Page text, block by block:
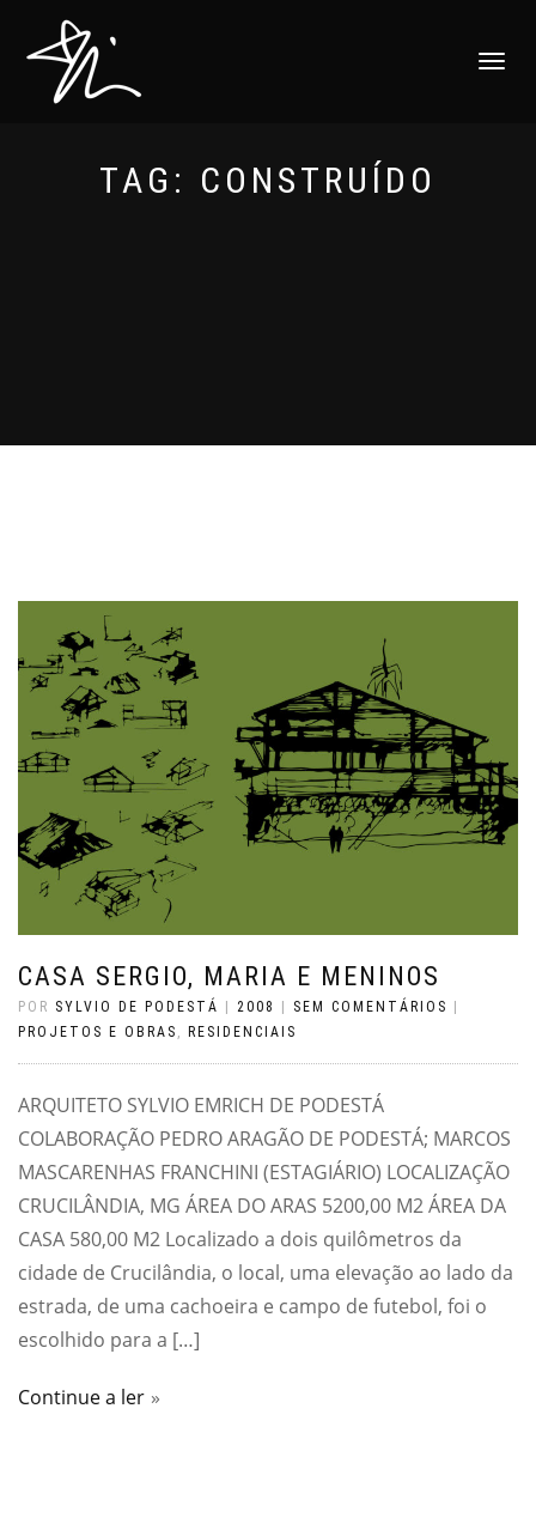
ALTERNAR
TAG: CONSTRUÍDO
CASA SERGIO, MARIA E MENINOS
POR SYLVIO DE PODESTÁ | 2008 | SEM COMENTÁRIOS |
PROJETOS E OBRAS
RESIDENCIAIS
ARQUITETO SYLVIO EMRICH DE PODESTÁ
COLABORAÇÃO PEDRO ARAGÃO DE PODESTÁ; MARCOS
MASCARENHAS FRANCHINI (ESTAGIÁRIO) LOCALIZAÇÃO
CRUCILÂNDIA, MG ÁREA DO ARAS 5200,00 M2 ÁREA DA
CASA 580,00 M2 Localizado a dois quilômetros da
cidade de Crucilândia, o local, uma elevação ao lado da
estrada, de uma cachoeira e campo de futebol, foi o
escolhido para a […]
Continue a ler